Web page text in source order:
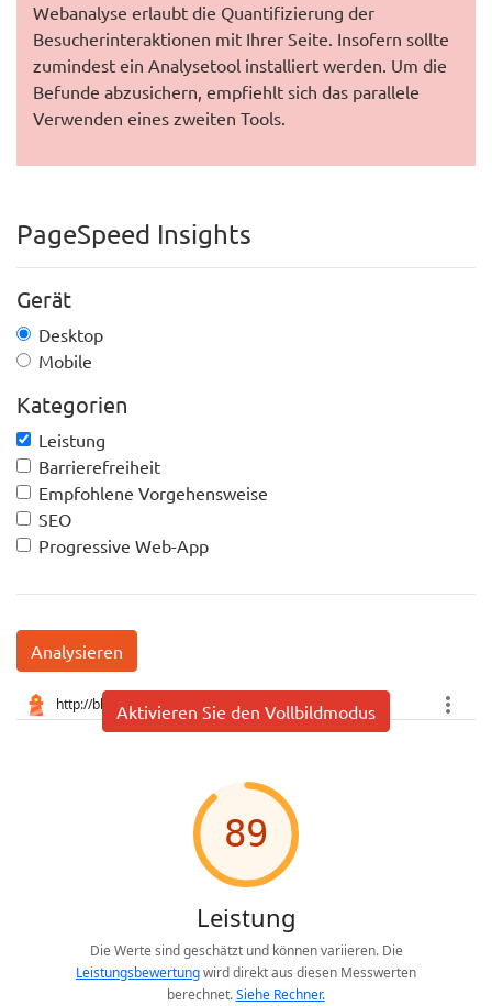
Webanalyse erlaubt die Quantifizierung der
Besucherinteraktionen mit Ihrer Seite. Insofern sollte
zumindest ein Analysetool installiert werden. Um die
Befunde abzusichern, empfiehlt sich das parallele
Verwenden eines zweiten Tools.
PageSpeed Insights
Gerät
Desktop
Mobile
Kategorien
Leistung
Barrierefreiheit
Empfohlene Vorgehensweise
SEO
Progressive Web-App
Analysieren
Aktivieren Sie den Vollbildmodus